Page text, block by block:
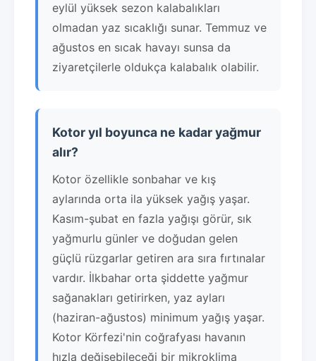
eylül yüksek sezon kalabalıkları
olmadan yaz sıcaklığı sunar. Temmuz ve
ağustos en sıcak havayı sunsa da
ziyaretçilerle oldukça kalabalık olabilir.
Kotor yıl boyunca ne kadar yağmur
alır?
Kotor özellikle sonbahar ve kış
aylarında orta ila yüksek yağış yaşar.
Kasım-şubat en fazla yağışı görür, sık
yağmurlu günler ve doğudan gelen
güçlü rüzgarlar getiren ara sıra fırtınalar
vardır. İlkbahar orta şiddette yağmur
sağanakları getirirken, yaz ayları
(haziran-ağustos) minimum yağış yaşar.
Kotor Körfezi'nin coğrafyası havanın
hızla değişebileceği bir mikroklima